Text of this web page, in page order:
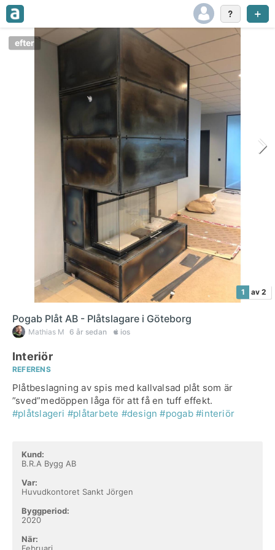
efter
1 av 2
Pogab Plåt AB - Plåtslagare i Göteborg
Mathias M 6 år sedan ios
Interiör
REFERENS
Plåtbeslagning av spis med kallvalsad plåt som är
”sved”medöppen låga för att få en tuff effekt.
#plåtslageri #plåtarbete #design #pogab #interiör
Kund:
B.R.A Bygg AB
Var:
Huvudkontoret Sankt Jörgen
Byggperiod:
2020
När: